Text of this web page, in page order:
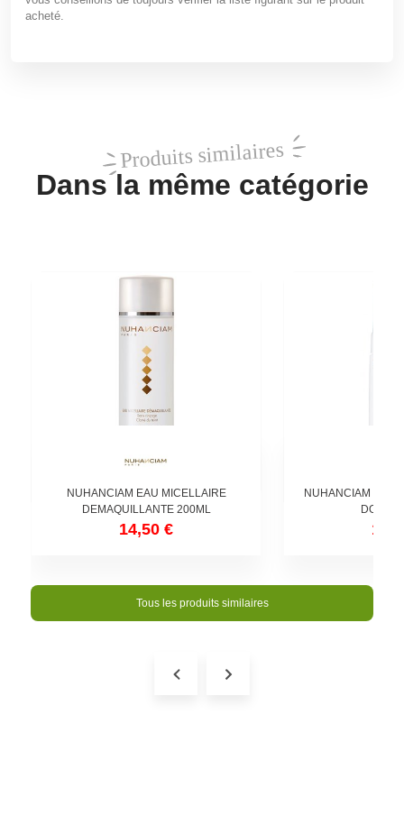
acheté.
Produits similaires
Dans la même catégorie
NUHANCIAM EAU MICELLAIRE
DEMAQUILLANTE 200ML
14,50 €
NUHANCIAM
DOUCE
Tous les produits similaires